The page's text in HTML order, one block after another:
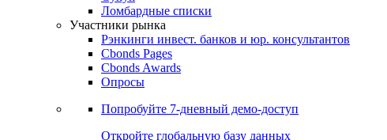
Ломбардные списки
Участники рынка
Рэнкинги инвест. банков и юр. консультантов
Cbonds Pages
Cbonds Awards
Опросы
Попробуйте 7-дневный демо-доступ
Откройте глобальную базу данных